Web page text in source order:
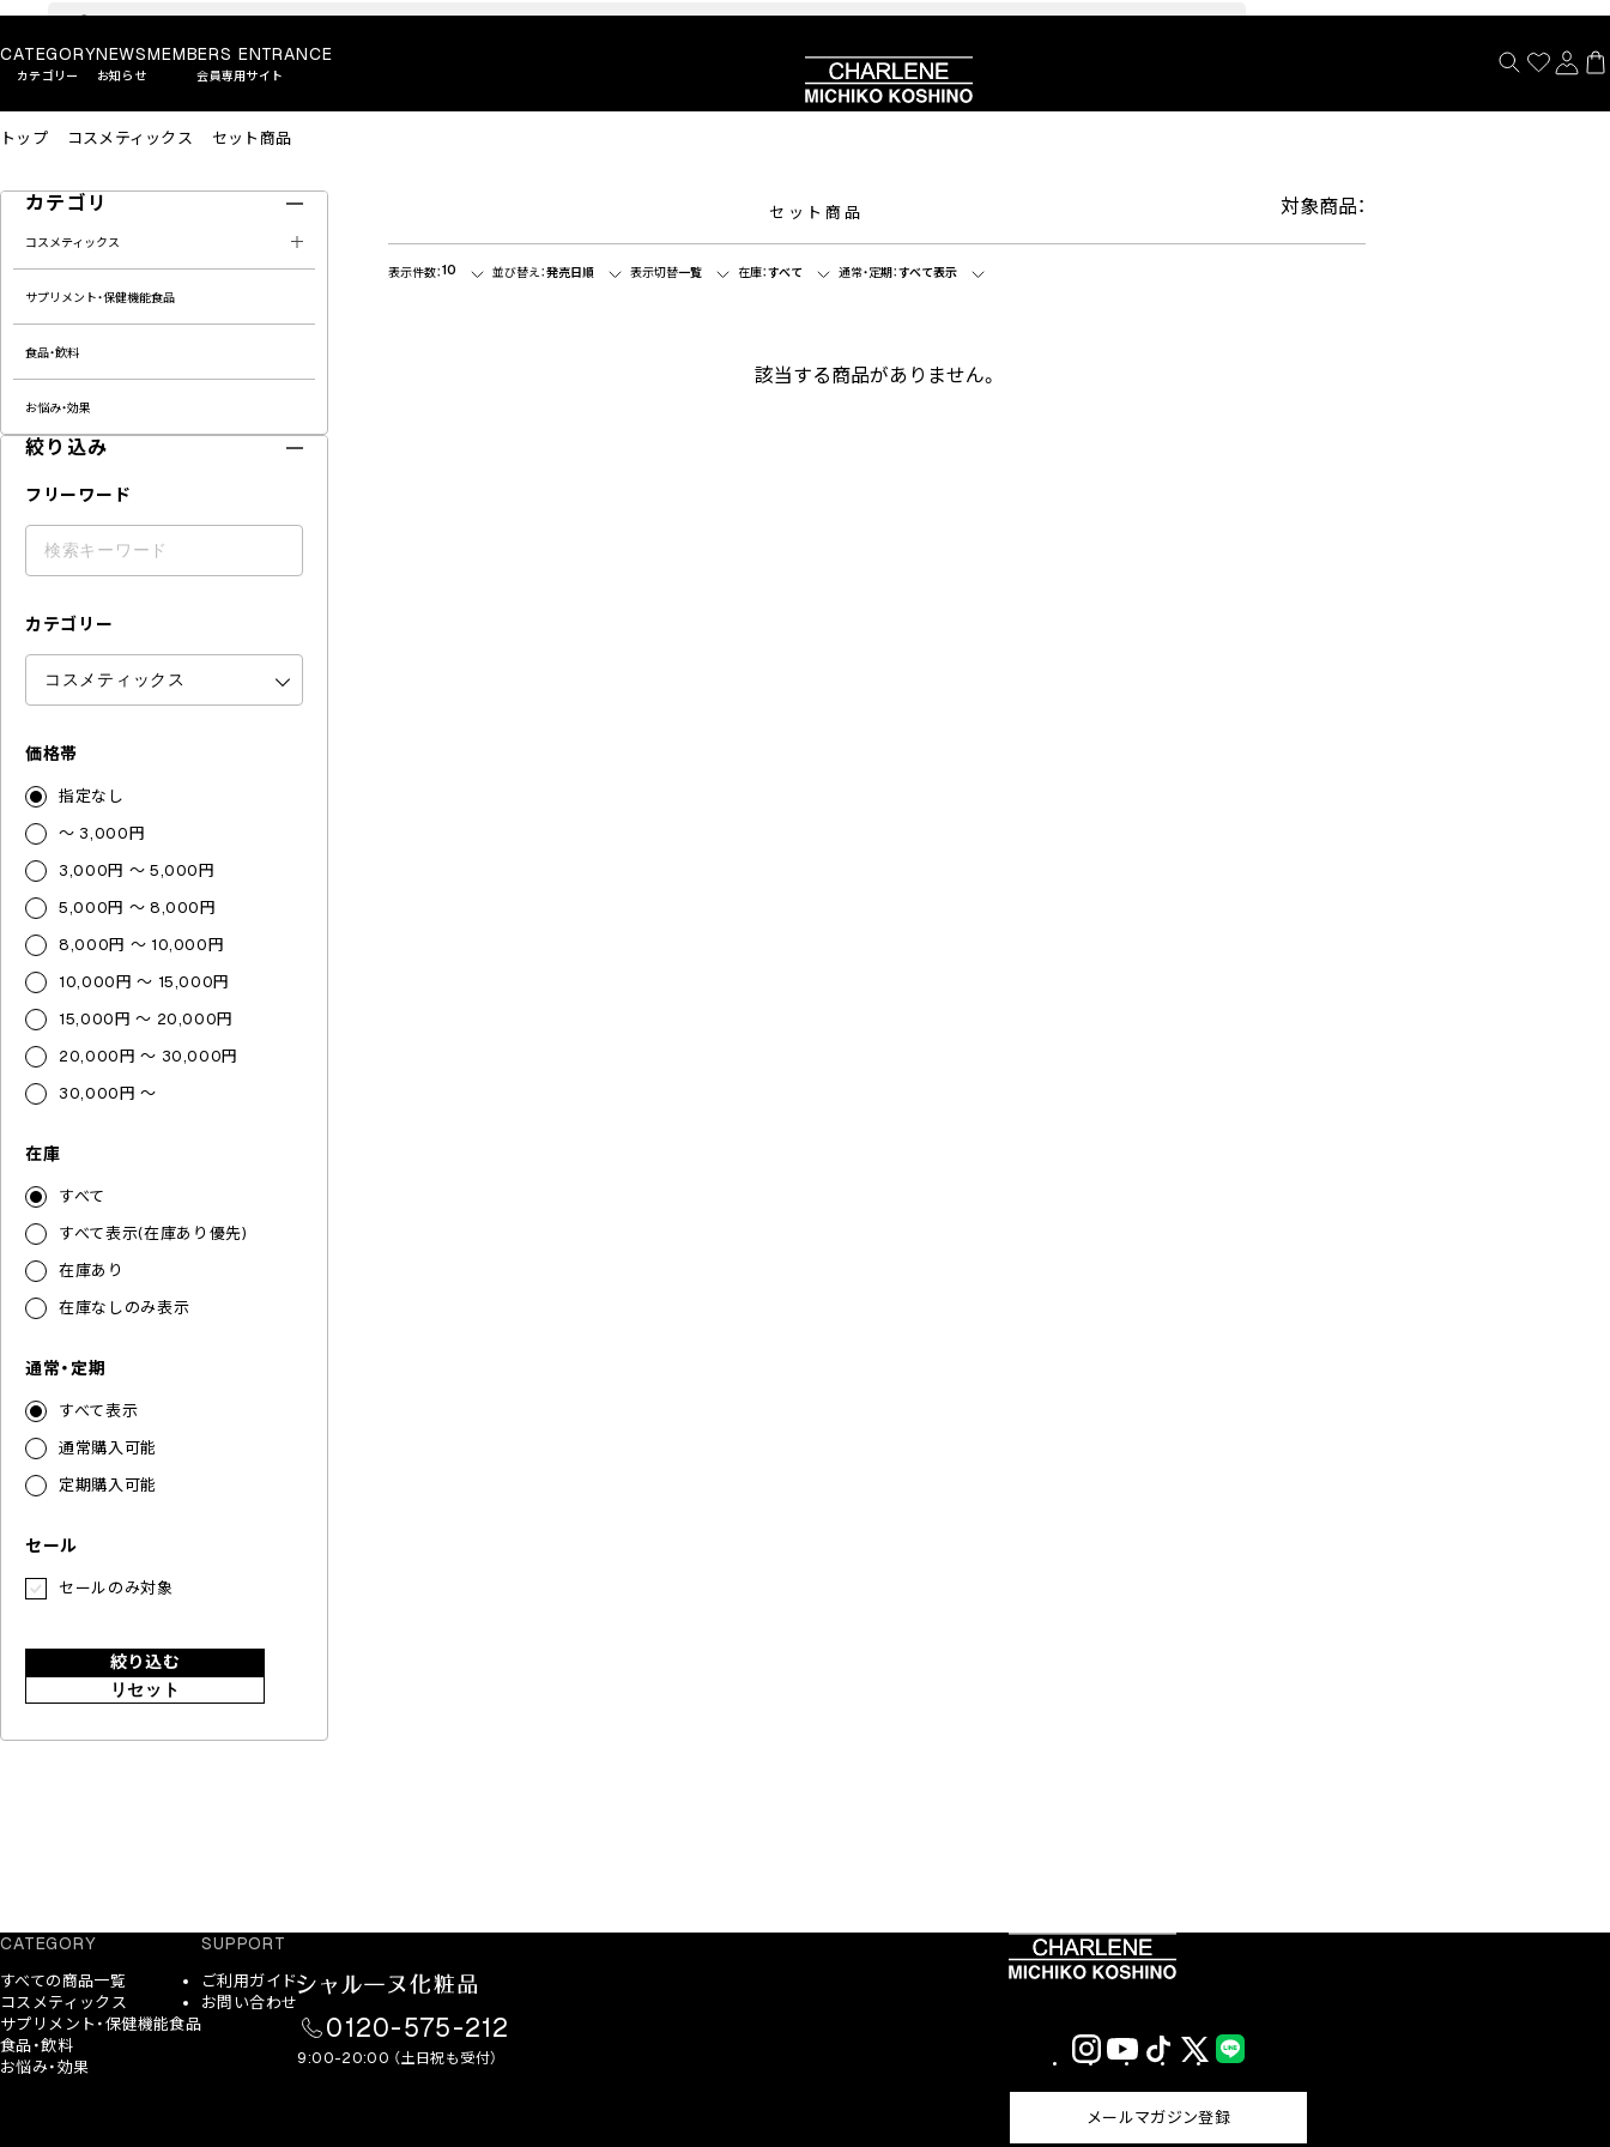
CATEGORY
カテゴリー
NEWS
お知らせ
MEMBERS ENTRANCE
会員専用サイト
トップ コスメティックス セット商品
カテゴリ
コスメティックス
サプリメント・保健機能食品
食品・飲料
お悩み・効果
絞り込み
フリーワード
カテゴリー
価格帯
指定なし
～ 3,000円
3,000円 ～ 5,000円
5,000円 ～ 8,000円
8,000円 ～ 10,000円
10,000円 ～ 15,000円
15,000円 ～ 20,000円
20,000円 ～ 30,000円
30,000円 ～
在庫
すべて
すべて表示(在庫あり優先)
在庫あり
在庫なしのみ表示
通常・定期
すべて表示
通常購入可能
定期購入可能
セール
セールのみ対象
絞り込む
リセット
セット商品 対象商品：
表示件数：10 並び替え：発売日順 表示切替一覧 在庫：すべて 通常・定期：すべて表示
該当する商品がありません。
CATEGORY
すべての商品一覧
コスメティックス
サプリメント・保健機能食品
食品・飲料
お悩み・効果
SUPPORT
ご利用ガイド
お問い合わせ
0120-575-212
9:00-20:00 （土日祝も受付）
InstagramYouTubeTikTok X
(Twitter)
メールマガジン登録